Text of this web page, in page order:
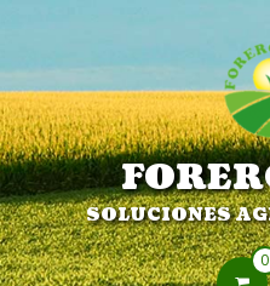
SOLUCIONES
0